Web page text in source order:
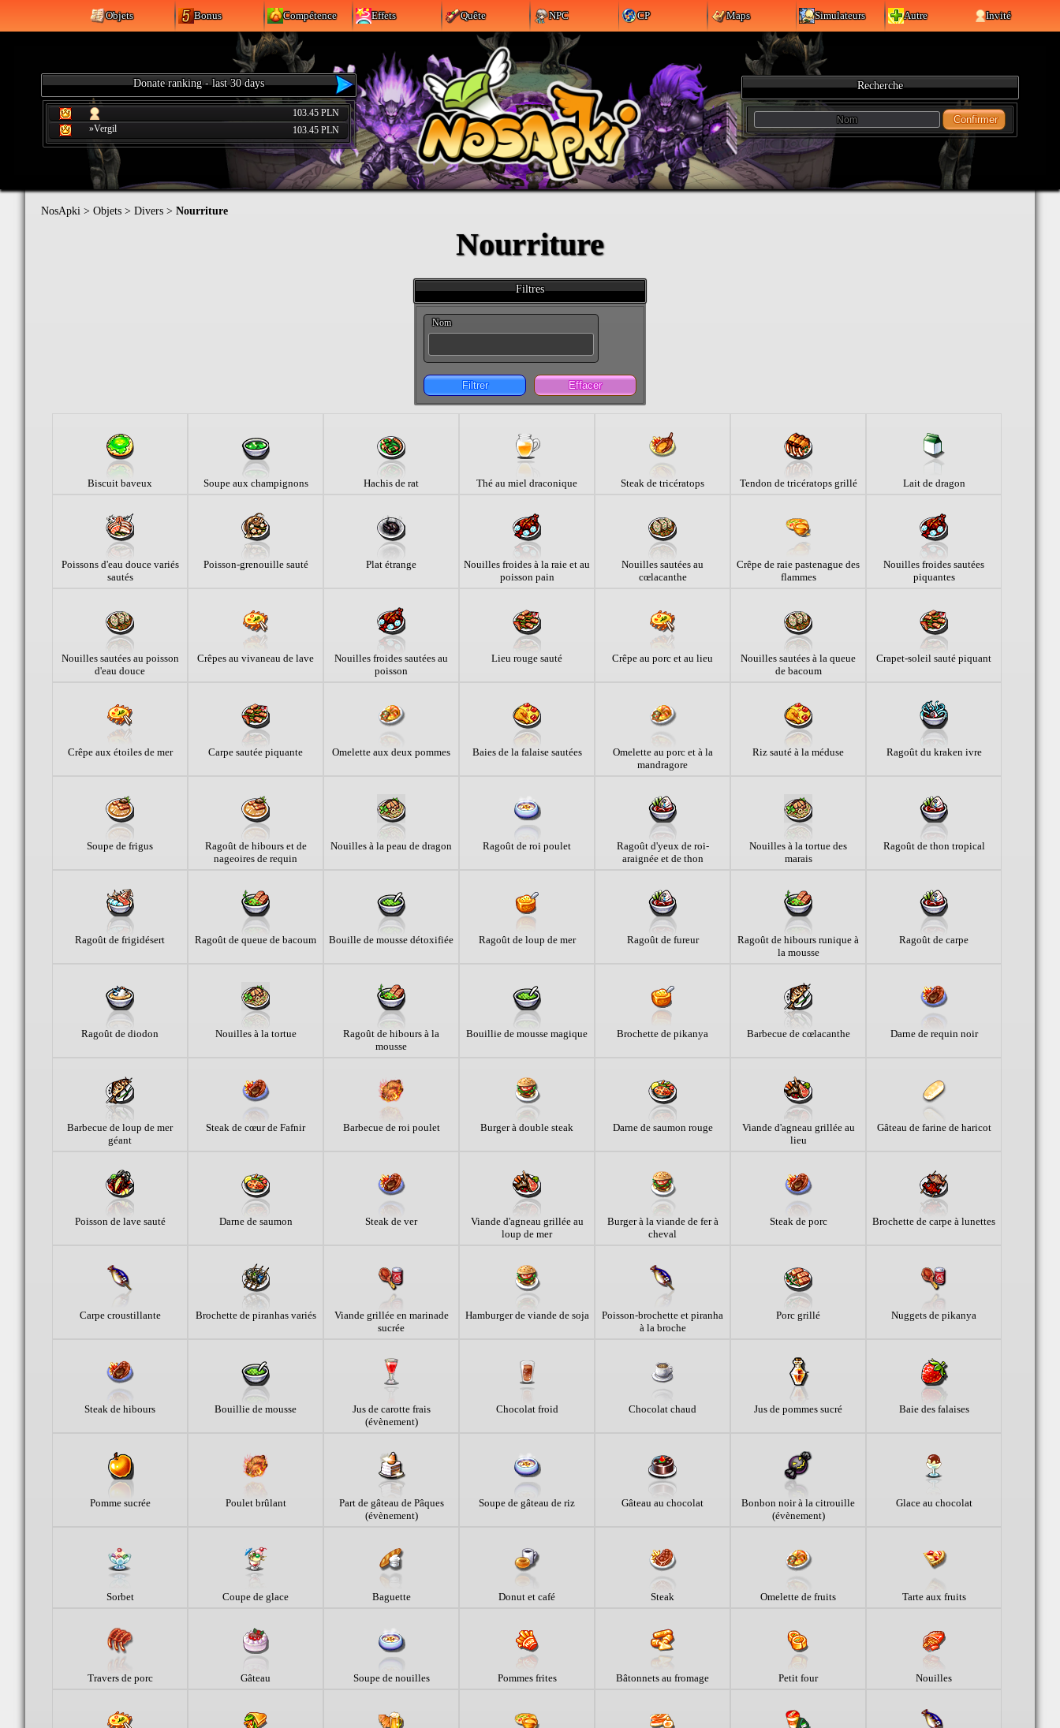
Objets Bonus Compétence Effets Quête NPC CP Maps Simulateurs Autre Invité
Donate ranking - last 30 days
103.45 PLN
»Vergil
103.45 PLN
Recherche
Confirmer
NosApki > Objets > Divers > Nourriture
Nourriture
Filtres
Nom
Filtrer Effacer
Biscuit baveux Soupe aux champignons Hachis de rat Thé au miel draconique Steak de tricératops Tendon de tricératops grillé Lait de dragon
Poissons d'eau douce variés
sautés
Poisson-grenouille sauté Plat étrange
Nouilles froides à la raie et au
poisson pain
Nouilles sautées au
cœlacanthe
Crêpe de raie pastenague des
flammes
Nouilles froides sautées
piquantes
Nouilles sautées au poisson
d'eau douce
Crêpes au vivaneau de lave
Nouilles froides sautées au
poisson
Lieu rouge sauté Crêpe au porc et au lieu
Nouilles sautées à la queue
de bacoum
Crapet-soleil sauté piquant
Crêpe aux étoiles de mer Carpe sautée piquante Omelette aux deux pommes Baies de la falaise sautées
Omelette au porc et à la
mandragore
Riz sauté à la méduse Ragoût du kraken ivre
Soupe de frigus
Ragoût de hibours et de
nageoires de requin
Nouilles à la peau de dragon Ragoût de roi poulet
Ragoût d'yeux de roi-
araignée et de thon
Nouilles à la tortue des
marais
Ragoût de thon tropical
Ragoût de frigidésert Ragoût de queue de bacoum Bouille de mousse détoxifiée Ragoût de loup de mer Ragoût de fureur
Ragoût de hibours runique à
la mousse
Ragoût de carpe
Ragoût de diodon Nouilles à la tortue
Ragoût de hibours à la
mousse
Bouillie de mousse magique Brochette de pikanya Barbecue de cœlacanthe Darne de requin noir
Barbecue de loup de mer
géant
Steak de cœur de Fafnir Barbecue de roi poulet Burger à double steak Darne de saumon rouge
Viande d'agneau grillée au
lieu
Gâteau de farine de haricot
Poisson de lave sauté Darne de saumon Steak de ver
Viande d'agneau grillée au
loup de mer
Burger à la viande de fer à
cheval
Steak de porc Brochette de carpe à lunettes
Carpe croustillante Brochette de piranhas variés
Viande grillée en marinade
sucrée
Hamburger de viande de soja
Poisson-brochette et piranha
à la broche
Porc grillé Nuggets de pikanya
Steak de hibours Bouillie de mousse
Jus de carotte frais
(évènement)
Chocolat froid Chocolat chaud Jus de pommes sucré Baie des falaises
Pomme sucrée Poulet brûlant
Part de gâteau de Pâques
(évènement)
Soupe de gâteau de riz Gâteau au chocolat
Bonbon noir à la citrouille
(évènement)
Glace au chocolat
Sorbet Coupe de glace Baguette Donut et café Steak Omelette de fruits Tarte aux fruits
Travers de porc Gâteau Soupe de nouilles Pommes frites Bâtonnets au fromage Petit four Nouilles